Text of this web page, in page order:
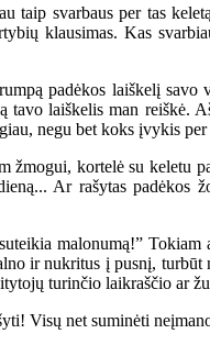
svarbaus per tas
klausimas. Kas
padėkos laiškelį
tavo laiškelis man
negu bet koks įvykis
kortelė su keletu
Ar rašytas
malonumą!” Tokiam
ir nukritus į pusnį,
turinčio laikraščio ar
Visų net suminėti